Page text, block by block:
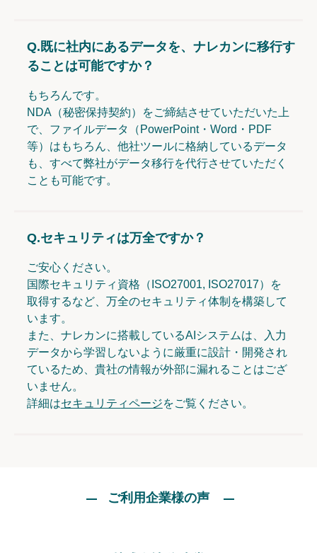
Q.既に社内にあるデータを、ナレカンに移行す
ることは可能ですか？
もちろんです。
NDA（秘密保持契約）をご締結させていただいた上
で、ファイルデータ（PowerPoint・Word・PDF
等）はもちろん、他社ツールに格納しているデータ
も、すべて弊社がデータ移行を代行させていただく
ことも可能です。
Q.セキュリティは万全ですか？
ご安心ください。
国際セキュリティ資格（ISO27001, ISO27017）を
取得するなど、万全のセキュリティ体制を構築して
います。
また、ナレカンに搭載しているAIシステムは、入力
データから学習しないように厳重に設計・開発され
ているため、貴社の情報が外部に漏れることはござ
いません。
詳細はセキュリティページをご覧ください。
ご利用企業様の声